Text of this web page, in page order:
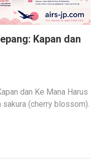
Kapan dan
dan Ke Mana Harus
sakura (cherry blossom).